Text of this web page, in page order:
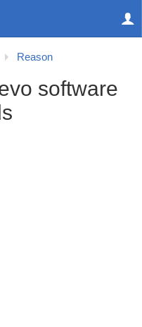
Reason
software